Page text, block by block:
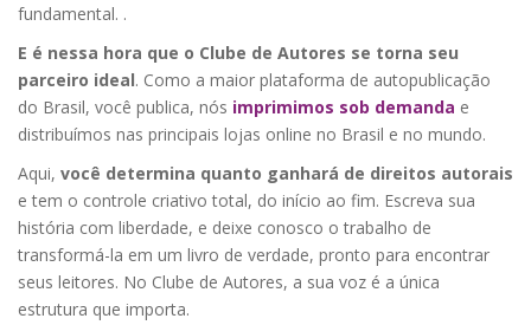
fundamental. .
E é nessa hora que o Clube de Autores se torna seu
parceiro ideal. Como a maior plataforma de autopublicação
do Brasil, você publica, nós imprimimos sob demanda e
distribuímos nas principais lojas online no Brasil e no mundo.
Aqui, você determina quanto ganhará de direitos autorais
e tem o controle criativo total, do início ao fim. Escreva sua
história com liberdade, e deixe conosco o trabalho de
transformá-la em um livro de verdade, pronto para encontrar
seus leitores. No Clube de Autores, a sua voz é a única
estrutura que importa.